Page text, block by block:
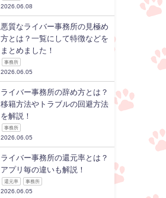
2026.06.08
悪質なライバー事務所の見極め
方とは？一覧にして特徴などを
まとめました！
事務所
2026.06.05
ライバー事務所の辞め方とは？
移籍方法やトラブルの回避方法
を解説！
事務所
2026.06.05
ライバー事務所の還元率とは？
アプリ毎の違いも解説！
還元率 事務所
2026.06.05